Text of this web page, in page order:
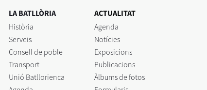
LA BATLLÒRIA
Història
Serveis
Consell de poble
Transport
Unió Batllorienca
ACTUALITAT
Agenda
Notícies
Exposicions
Publicacions
Àlbums de fotos